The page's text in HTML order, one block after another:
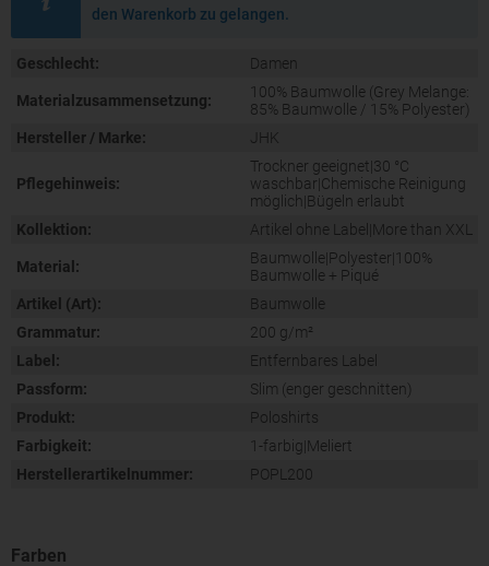
den Warenkorb zu gelangen.
Geschlecht: Damen
Materialzusammensetzung:
100% Baumwolle (Grey Melange:
85% Baumwolle / 15% Polyester)
Hersteller / Marke:
JHK
Pflegehinweis:
Trockner geeignet|30 °C
waschbar|Chemische Reinigung
möglich|Bügeln erlaubt
Kollektion:
Artikel ohne Label|More than XXL
Material:
Baumwolle|Polyester|100%
Baumwolle + Piqué
Artikel (Art):
Baumwolle
Grammatur:
200 g/m²
Label:
Entfernbares Label
Passform:
Slim (enger geschnitten)
Produkt:
Poloshirts
Farbigkeit:
1-farbig|Meliert
Herstellerartikelnummer:
POPL200